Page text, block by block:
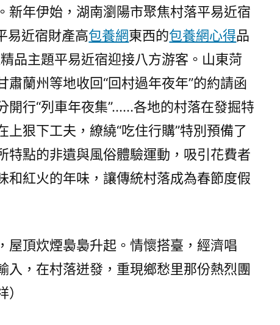
新年伊始，湖南瀏陽市聚焦村落平易近宿
易近宿財產高包養網東西的包養網心得品
品主題平易近宿迎接八方游客。山東菏
肅蘭州等地收回“回村過年夜年”的約請函
開行“列車年夜集”……各地的村落在發掘特
上狠下工夫，繚繞“吃住行購”特別預備了
特點的非遺與風俗體驗運動，吸引花費者
和紅火的年味，讓傳統村落成為春節度假
屋頂炊煙裊裊升起。情懷搭臺，經濟唱
入，在村落迸發，重現鄉愁里那份熱烈團